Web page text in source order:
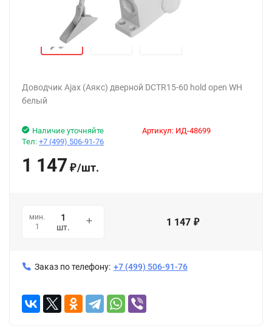
Доводчик Ajax (Аякс) дверной DCTR15-60 hold open WH
белый
Артикул: ИД-48699
Наличие уточняйте
Тел: +7 (499) 506-91-76
1 147 ₽/шт.
мин.
1
шт. 1 147 ₽
Заказ по телефону: +7 (499) 506-91-76